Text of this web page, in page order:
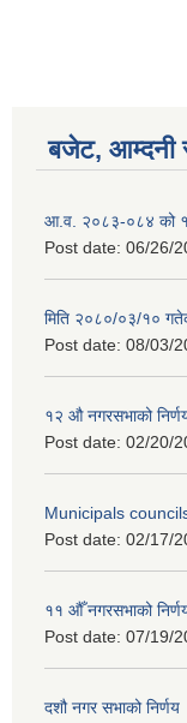
बजेट, आम्दनी
आ.व. २०८३-०८४ को
Post date: 06/26/
मिति २०८०/०३/१०
Post date: 08/03/
१२ औ नगरसभाको
Post date: 02/20/
Municipals
Post date: 02/17/
११ ‌औँ नगरसभाको
Post date: 07/19/
दशौ नगर सभाको निर्णय